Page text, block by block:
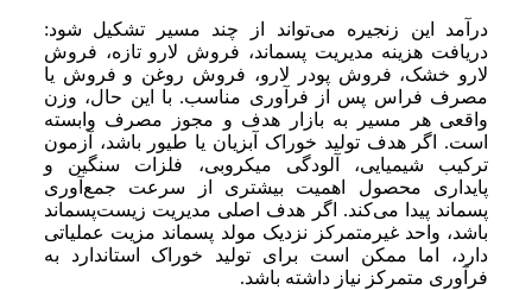
درآمد این زنجیره می‌تواند از چند مسیر تشکیل شود:
دریافت هزینه مدیریت پسماند، فروش لارو تازه، فروش
لارو خشک، فروش پودر لارو، فروش روغن و فروش یا
مصرف فراس پس از فرآوری مناسب. با این حال، وزن
واقعی هر مسیر به بازار هدف و مجوز مصرف وابسته
است. اگر هدف تولید خوراک آبزیان یا طیور باشد، آزمون
ترکیب شیمیایی، آلودگی میکروبی، فلزات سنگین و
پایداری محصول اهمیت بیشتری از سرعت جمع‌آوری
پسماند پیدا می‌کند. اگر هدف اصلی مدیریت زیست‌پسماند
باشد، واحد غیرمتمرکز نزدیک مولد پسماند مزیت عملیاتی
دارد، اما ممکن است برای تولید خوراک استاندارد به
فرآوری متمرکز نیاز داشته باشد.